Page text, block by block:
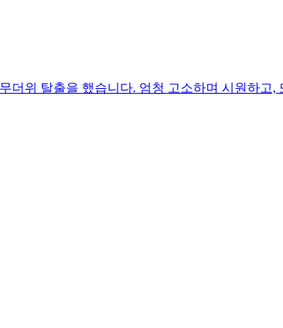
위 탈출을 했습니다. 엄청 고소하며 시원하고